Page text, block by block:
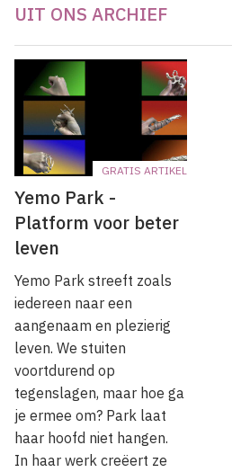
UIT ONS ARCHIEF
GRATIS ARTIKEL
Yemo Park -
Platform voor beter
leven
Yemo Park streeft zoals
iedereen naar een
aangenaam en plezierig
leven. We stuiten
voortdurend op
tegenslagen, maar hoe ga
je ermee om? Park laat
haar hoofd niet hangen.
In haar werk creëert ze